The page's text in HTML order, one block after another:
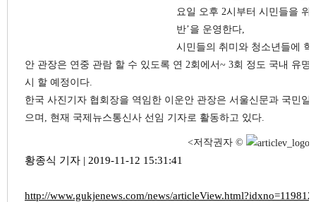
요일 오후 2시부터 시민들을 위
반’을 운영한다,
시민들의 취미와 청소년들에
안 관장은 연중 관람 할 수 있도록 연 2회에서~ 3회 정도 국내 유
시 할 예정이다.
한국 사진기자 협회장을 역임한 이운안 관장은 서울신문과 국민
으며, 현재 국제뉴스통신사 선임 기자로 활동하고 있다.
<저작권자 ©
황종식 기자 | 2019-11-12 15:31:41
http://www.gukjenews.com/news/